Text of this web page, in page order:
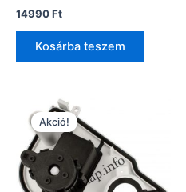
14990Ft
Kosárba teszem
Akció!